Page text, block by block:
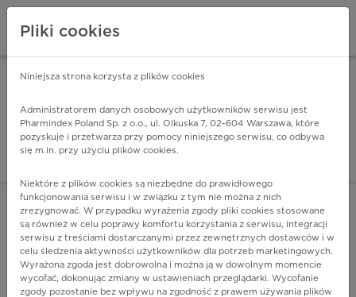
Pharmindex - lider
ZALOGUJ SIĘ
POKAŻ FILTRY
Pliki cookies
Niniejsza strona korzysta z plików cookies
Administratorem danych osobowych użytkowników serwisu jest
Pharmindex Poland Sp. z o.o., ul. Olkuska 7, 02-604 Warszawa, które
pozyskuje i przetwarza przy pomocy niniejszego serwisu, co odbywa
się m.in. przy użyciu plików cookies.
Niektóre z plików cookies są niezbędne do prawidłowego
funkcjonowania serwisu i w związku z tym nie można z nich
zrezygnować. W przypadku wyrażenia zgody pliki cookies stosowane
są również w celu poprawy komfortu korzystania z serwisu, integracji
serwisu z treściami dostarczanymi przez zewnętrznych dostawców i w
celu śledzenia aktywności użytkowników dla potrzeb marketingowych.
Wyrażona zgoda jest dobrowolna i można ją w dowolnym momencie
wycofać, dokonując zmiany w ustawieniach przeglądarki. Wycofanie
zgody pozostanie bez wpływu na zgodność z prawem używania plików
ZA DARMO - w Google Play INSTALUJ